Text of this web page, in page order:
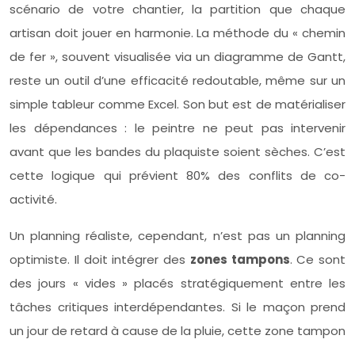
scénario de votre chantier, la partition que chaque
artisan doit jouer en harmonie. La méthode du « chemin
de fer », souvent visualisée via un diagramme de Gantt,
reste un outil d’une efficacité redoutable, même sur un
simple tableur comme Excel. Son but est de matérialiser
les dépendances : le peintre ne peut pas intervenir
avant que les bandes du plaquiste soient sèches. C’est
cette logique qui prévient 80% des conflits de co-
activité.
Un planning réaliste, cependant, n’est pas un planning
optimiste. Il doit intégrer des zones tampons. Ce sont
des jours « vides » placés stratégiquement entre les
tâches critiques interdépendantes. Si le maçon prend
un jour de retard à cause de la pluie, cette zone tampon